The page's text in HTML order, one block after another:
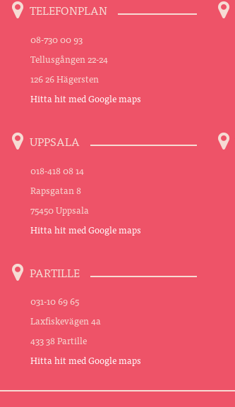
TELEFONPLAN
08-730 00 93
Tellusgången 22-24
126 26 Hägersten
Hitta hit med Google maps
UPPSALA
018-418 08 14
Rapsgatan 8
75450 Uppsala
Hitta hit med Google maps
PARTILLE
031-10 69 65
Laxfiskevägen 4a
433 38 Partille
Hitta hit med Google maps